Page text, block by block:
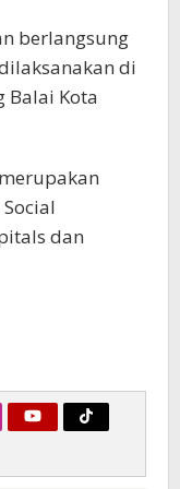
berlangsung
di
Balai Kota
dan